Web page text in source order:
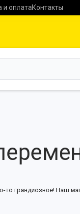
и оплатаКонтакты
то грандиозное! Наш